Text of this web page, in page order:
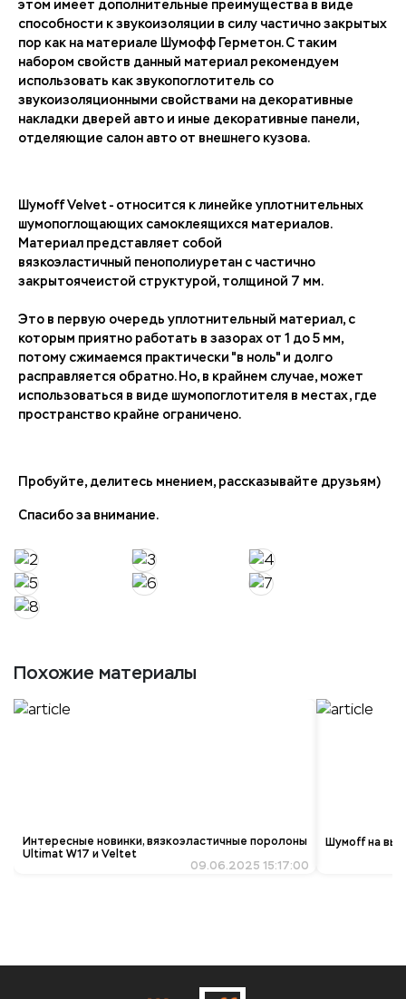
этом имеет дополнительные преимущества в виде
способности к звукоизоляции в силу частично закрытых
пор как на материале Шумофф Герметон. С таким
набором свойств данный материал рекомендуем
использовать как звукопоглотитель со
звукоизоляционными свойствами на декоративные
накладки дверей авто и иные декоративные панели,
отделяющие салон авто от внешнего кузова.
Шумoff Velvet - относится к линейке уплотнительных
шумопоглощающих самоклеящихся материалов.
Материал представляет собой
вязкоэластичный пенополиуретан с частично
закрытоячеистой структурой, толщиной 7 мм.
Это в первую очередь уплотнительный материал, с
которым приятно работать в зазорах от 1 до 5 мм,
потому сжимаемся практически "в ноль" и долго
расправляется обратно. Но, в крайнем случае, может
использоваться в виде шумопоглотителя в местах, где
пространство крайне ограничено.
Пробуйте, делитесь мнением, рассказывайте друзьям)
Спасибо за внимание.
Похожие материалы
Интересные новинки, вязкоэластичные поролоны
Ultimat W17 и Veltet
09.06.2025 15:17:00
Шумoff на